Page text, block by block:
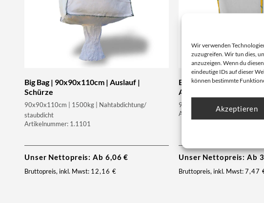
Wir verwenden
zuzugreifen. Wir tun dies,
anzuzeigen. Wenn du
eindeutige IDs auf dieser
können bestimmte
Akzeptieren
Big Bag | 90x90x110cm | Auslauf |
Schürze
90x90x110cm | 1500kg | Nahtabdichtung/
staubdicht
Artikelnummer: 1.1101
Unser Nettopreis: Ab 6,06€
Bruttopreis, inkl. Mwst: 12,16 €
Big Bag | 90x90x90cm |
Auslauf
90x90x90cm | 1500kg |
Artikelnummer: 1.8018
Unser Nettopreis: Ab
Bruttopreis, inkl. Mwst:7,47